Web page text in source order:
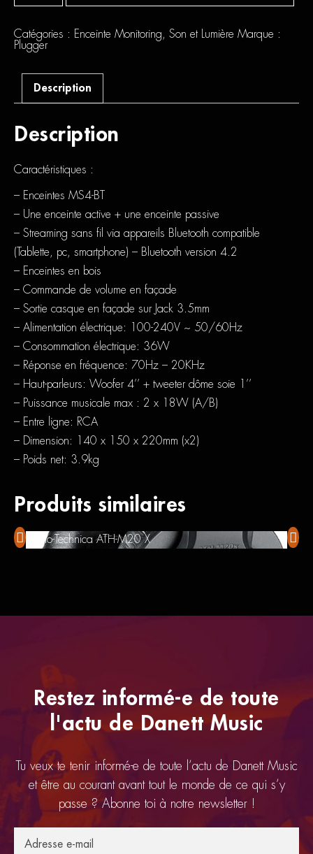
Catégories : Enceinte Monitoring Son et Lumière Marque :
Plugger
Description
Description
Caractéristiques :
– Enceintes MS4-BT
– Une enceinte active + une enceinte passive
– Streaming sans fil via appareils Bluetooth compatible
(Tablette, pc, smartphone) – Bluetooth version 4.2
– Enceintes en bois
– Commande de volume en façade
– Sortie casque en façade sur Jack 3.5mm
– Alimentation électrique: 100-240V ~ 50/60Hz
– Consommation électrique: 36W
– Réponse en fréquence: 70Hz – 20KHz
– Haut-parleurs: Woofer 4’’ + tweeter dôme soie 1’’
– Puissance musicale max : 2 x 18W (A/B)
– Entre ligne: RCA
– Dimension: 140 x 150 x 220mm (x2)
– Poids net: 3.9kg
Produits similaires
Audio-Tech­nica ATH-M20 X
Restez informé-e de toute
l'actu de Danett Music
Tu veux te tenir informé-e de toute l’actu de Danett Music
et être au courant avant tout le monde de ce qui s’y
passe ? Abonne toi à notre newsletter !